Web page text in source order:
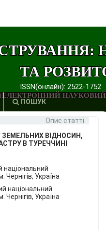
ТА
ISSN(онлайн): 2522-1752
ПОШУК
Опис статті
ЗЕМЕЛЬНИХ ВІДНОСИН,
В ТУРЕЧЧИНІ
національний
Чернігів, Україна
національний
Чернігів, Україна